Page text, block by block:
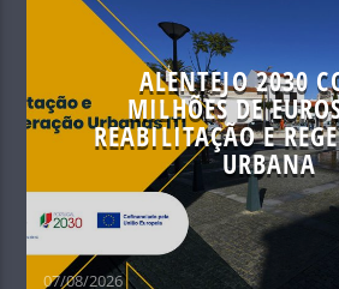
ALENTEJO 2030
MILHÕES DE
REABILITAÇÃO E
URBANA
07/08/2026